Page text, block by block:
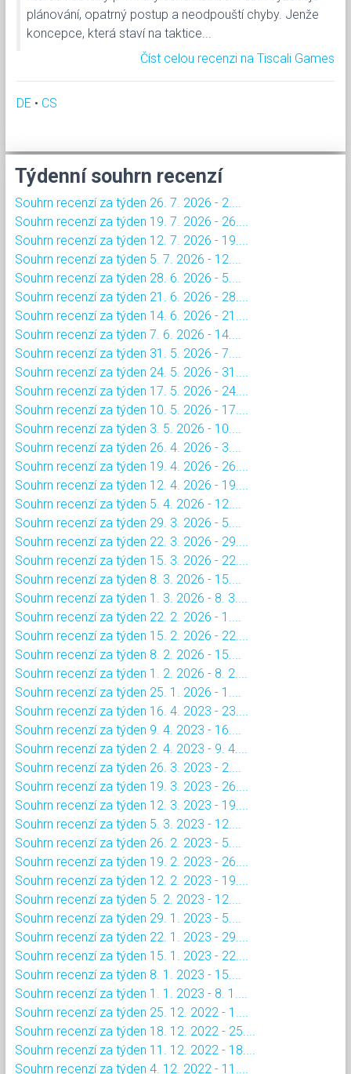
plánování, opatrný postup a neodpouští chyby. Jenže
koncepce, která staví na taktice...
Číst celou recenzi na Tiscali Games
DE • CS
Týdenní souhrn recenzí
Souhrn recenzí za týden 26. 7. 2026 - 2....
Souhrn recenzí za týden 19. 7. 2026 - 26....
Souhrn recenzí za týden 12. 7. 2026 - 19....
Souhrn recenzí za týden 5. 7. 2026 - 12....
Souhrn recenzí za týden 28. 6. 2026 - 5....
Souhrn recenzí za týden 21. 6. 2026 - 28....
Souhrn recenzí za týden 14. 6. 2026 - 21....
Souhrn recenzí za týden 7. 6. 2026 - 14....
Souhrn recenzí za týden 31. 5. 2026 - 7....
Souhrn recenzí za týden 24. 5. 2026 - 31....
Souhrn recenzí za týden 17. 5. 2026 - 24....
Souhrn recenzí za týden 10. 5. 2026 - 17....
Souhrn recenzí za týden 3. 5. 2026 - 10....
Souhrn recenzí za týden 26. 4. 2026 - 3....
Souhrn recenzí za týden 19. 4. 2026 - 26....
Souhrn recenzí za týden 12. 4. 2026 - 19....
Souhrn recenzí za týden 5. 4. 2026 - 12....
Souhrn recenzí za týden 29. 3. 2026 - 5....
Souhrn recenzí za týden 22. 3. 2026 - 29....
Souhrn recenzí za týden 15. 3. 2026 - 22....
Souhrn recenzí za týden 8. 3. 2026 - 15....
Souhrn recenzí za týden 1. 3. 2026 - 8. 3....
Souhrn recenzí za týden 22. 2. 2026 - 1....
Souhrn recenzí za týden 15. 2. 2026 - 22....
Souhrn recenzí za týden 8. 2. 2026 - 15....
Souhrn recenzí za týden 1. 2. 2026 - 8. 2....
Souhrn recenzí za týden 25. 1. 2026 - 1....
Souhrn recenzí za týden 16. 4. 2023 - 23....
Souhrn recenzí za týden 9. 4. 2023 - 16....
Souhrn recenzí za týden 2. 4. 2023 - 9. 4....
Souhrn recenzí za týden 26. 3. 2023 - 2....
Souhrn recenzí za týden 19. 3. 2023 - 26....
Souhrn recenzí za týden 12. 3. 2023 - 19....
Souhrn recenzí za týden 5. 3. 2023 - 12....
Souhrn recenzí za týden 26. 2. 2023 - 5....
Souhrn recenzí za týden 19. 2. 2023 - 26....
Souhrn recenzí za týden 12. 2. 2023 - 19....
Souhrn recenzí za týden 5. 2. 2023 - 12....
Souhrn recenzí za týden 29. 1. 2023 - 5....
Souhrn recenzí za týden 22. 1. 2023 - 29....
Souhrn recenzí za týden 15. 1. 2023 - 22....
Souhrn recenzí za týden 8. 1. 2023 - 15....
Souhrn recenzí za týden 1. 1. 2023 - 8. 1....
Souhrn recenzí za týden 25. 12. 2022 - 1....
Souhrn recenzí za týden 18. 12. 2022 - 25....
Souhrn recenzí za týden 11. 12. 2022 - 18....
Souhrn recenzí za týden 4. 12. 2022 - 11....